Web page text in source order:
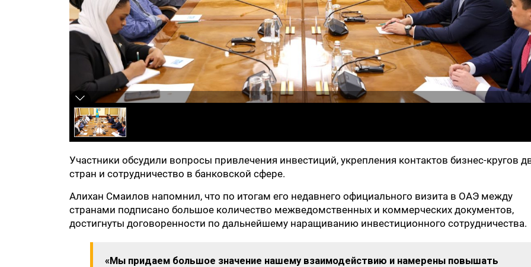
Участники обсудили вопросы привлечения инвестиций, укрепления контактов бизнес-кругов
стран и сотрудничество в банковской сфере.
Алихан Смаилов напомнил, что по итогам его недавнего официального визита в ОАЭ между
странами подписано большое количество межведомственных и коммерческих документов,
достигнуты договоренности по дальнейшему наращиванию инвестиционного сотрудничества.
«Мы придаем большое значение нашему взаимодействию и намерены повышать